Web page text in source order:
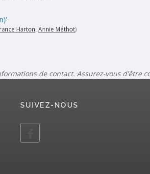
Harton, Annie Méthot)
de contact. Assurez-vous d'être
SUIVEZ-NOUS